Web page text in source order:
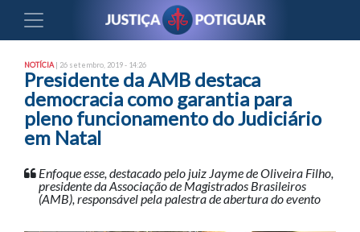
NOTÍCIA | 26 setembro, 2019 - 14:26
Presidente da AMB destaca
democracia como garantia para
pleno funcionamento do Judiciário
em Natal
Enfoque esse, destacado pelo juiz Jayme de Oliveira Filho,
presidente da Associação de Magistrados Brasileiros
(AMB), responsável pela palestra de abertura do evento